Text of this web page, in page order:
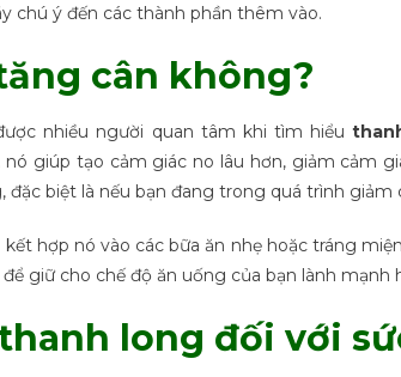
chú ý đến các thành phần thêm vào.
cân không?
nhiều người quan tâm khi tìm hiểu
giúp tạo cảm giác no lâu hơn, giảm cảm
biệt là nếu bạn đang trong quá trình giảm
hợp nó vào các bữa ăn nhẹ hoặc tráng
giữ cho chế độ ăn uống của bạn lành mạnh
long đối với